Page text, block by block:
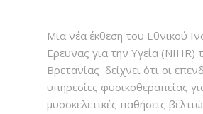
Μια νέα έκθεση του Εθνικού
Ερευνας για την Υγεία (NIHR)
Βρετανίας δείχνει ότι οι
υπηρεσίες φυσικοθεραπείας
μυοσκελετικές παθήσεις